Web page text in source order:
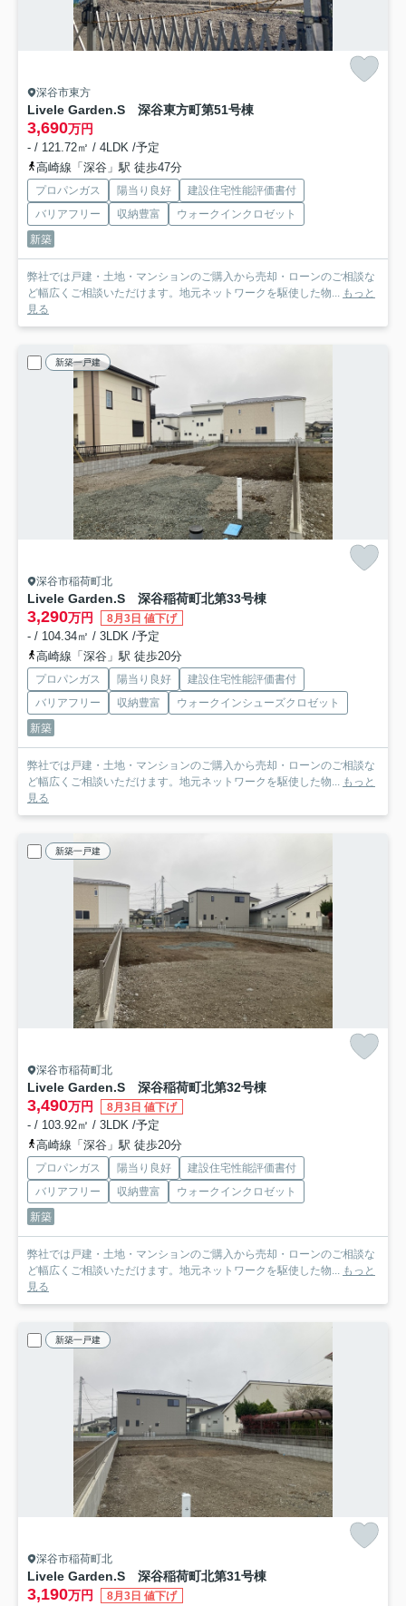
深谷市東方
Livele Garden.S 深谷東方町第51号棟
3,690万円
- / 121.72㎡ / 4LDK /予定
高崎線「深谷」駅 徒歩47分
プロパンガス 陽当り良好
建設住宅性能評価書付
バリアフリー
収納豊富
ウォークインクロゼット
新築
弊社では戸建・土地・マンションのご購入から売却・ローンのご相談な
ど幅広くご相談いただけます。地元ネットワークを駆使した物... もっと
見る
新築一戸建
深谷市稲荷町北
Livele Garden.S 深谷稲荷町北第33号棟
3,290万円 8月3日 値下げ
- / 104.34㎡ / 3LDK /予定
高崎線「深谷」駅 徒歩20分
プロパンガス 陽当り良好
建設住宅性能評価書付
バリアフリー
収納豊富
ウォークインシューズクロゼット
新築
弊社では戸建・土地・マンションのご購入から売却・ローンのご相談な
ど幅広くご相談いただけます。地元ネットワークを駆使した物... もっと
見る
新築一戸建
深谷市稲荷町北
Livele Garden.S 深谷稲荷町北第32号棟
3,490万円 8月3日 値下げ
- / 103.92㎡ / 3LDK /予定
高崎線「深谷」駅 徒歩20分
プロパンガス 陽当り良好
建設住宅性能評価書付
バリアフリー
収納豊富
ウォークインクロゼット
新築
弊社では戸建・土地・マンションのご購入から売却・ローンのご相談な
ど幅広くご相談いただけます。地元ネットワークを駆使した物... もっと
見る
新築一戸建
深谷市稲荷町北
Livele Garden.S 深谷稲荷町北第31号棟
3,190万円 8月3日 値下げ